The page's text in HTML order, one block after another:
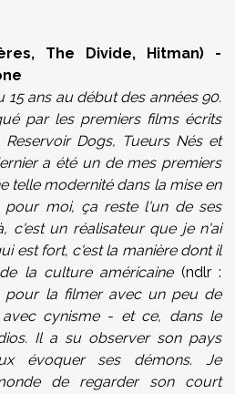
The Divide, Hitman) -
15 ans au début des années 90.
par les premiers films écrits
Dogs, Tueurs Nés et
a été un de mes premiers
telle modernité dans la mise en
pour moi, ça reste l'un de ses
c'est un réalisateur que je n'ai
est fort, c'est la manière dont il
la culture américaine (ndlr :
pour la filmer avec un peu de
cynisme - et ce, dans le
Il a su observer son pays
évoquer ses démons. Je
de regarder son court